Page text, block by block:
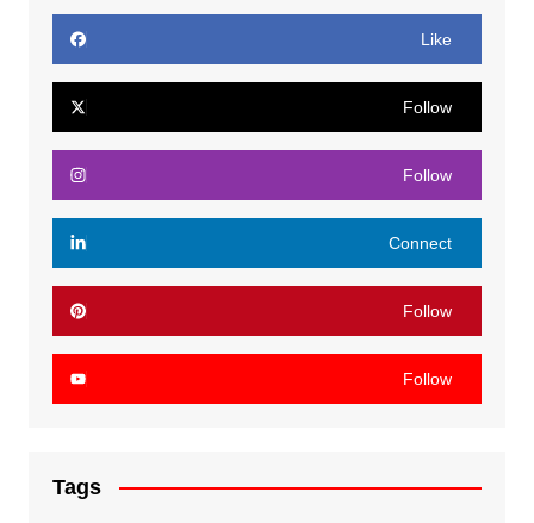
Like
Follow
Follow
Connect
Follow
Follow
Tags